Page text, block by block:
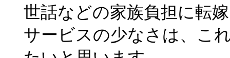
世話などの家族負担に転
サービスの少なさは、こ